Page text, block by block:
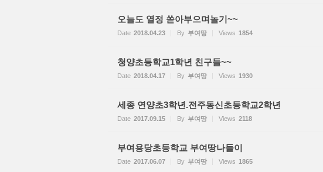
오늘도 열정 쏟아부으며놀기~~
Date 2018.04.23 By 부여땅 Views 1854
청양초등학교1학년 친구들~~
Date 2018.04.17 By 부여땅 Views 1930
세종 연양초3학년.전주동신초등학교2학년
Date 2017.09.15 By 부여땅 Views 2118
부여용당초등학교 부여땅나들이
Date 2017.06.07 By 부여땅 Views 1865